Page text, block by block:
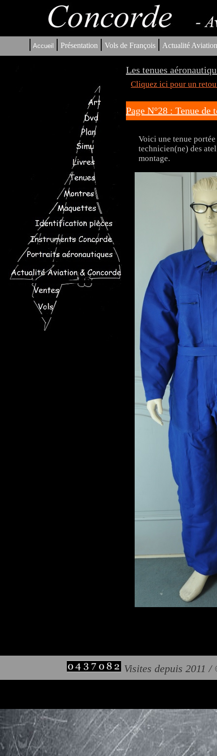
| Accueil | Présentation | Vols de François | Actualité
Les tenues
Cliquez ici pour un
Page N°28 : Tenue
Voici une tenue
technicien(ne) des
montage.
Visites depuis 2011